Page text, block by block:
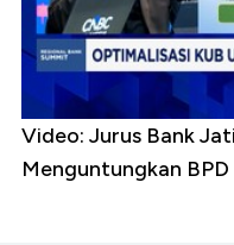
Video: Jurus Bank
Menguntungkan BPD